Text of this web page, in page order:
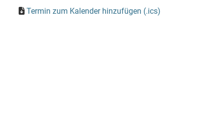
Termin zum Kalender hinzufügen (.ics)